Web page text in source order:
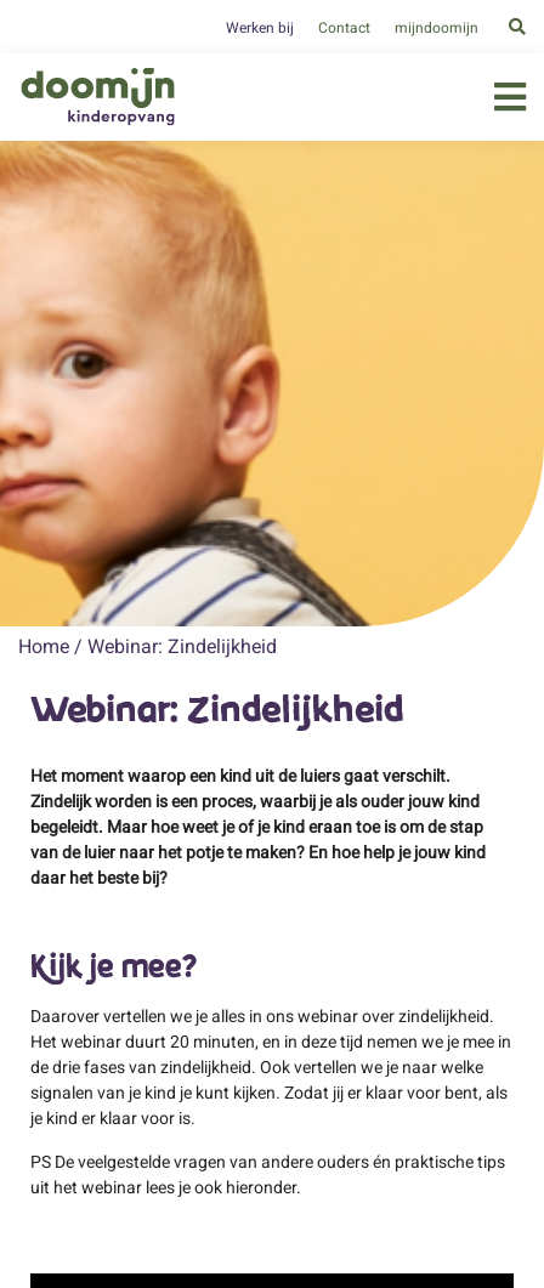
Werken bij Contact mijndoomijn
Home / Webinar: Zindelijkheid
Webinar: Zindelijkheid
Het moment waarop een kind uit de luiers gaat verschilt.
Zindelijk worden is een proces, waarbij je als ouder jouw kind
begeleidt. Maar hoe weet je of je kind eraan toe is om de stap
van de luier naar het potje te maken? En hoe help je jouw kind
daar het beste bij?
Kijk je mee?
Daarover vertellen we je alles in ons webinar over zindelijkheid.
Het webinar duurt 20 minuten, en in deze tijd nemen we je mee in
de drie fases van zindelijkheid. Ook vertellen we je naar welke
signalen van je kind je kunt kijken. Zodat jij er klaar voor bent, als
je kind er klaar voor is.
PS De veelgestelde vragen van andere ouders én praktische tips
uit het webinar lees je ook hieronder.